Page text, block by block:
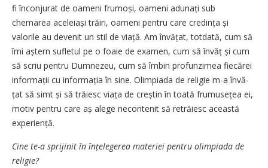
fi înconjurat de oameni frumoși, oameni adunați sub
chemarea aceleiași trăiri, oameni pentru care credința și
valorile au devenit un stil de viață. Am învățat, totdată, cum să
îmi aștern sufletul pe o foaie de examen, cum să învăț și cum
să scriu pentru Dumnezeu, cum să îmbin profunzimea fiecărei
informații cu informația în sine. Olimpiada de religie m-a învă­
țat să simt și să trăiesc viața de creștin în toată fru­mu­sețea ei,
motiv pentru care aș alege necontenit să retrăiesc această
experiență.
Cine te-a sprijinit în înțele­ge­rea materiei pentru olimpiada de
religie?